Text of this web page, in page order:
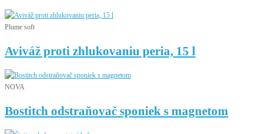
Plume soft
Aviváž proti zhlukovaniu peria, 15 l
NOVA
Bostitch odstraňovač sponiek s magnetom